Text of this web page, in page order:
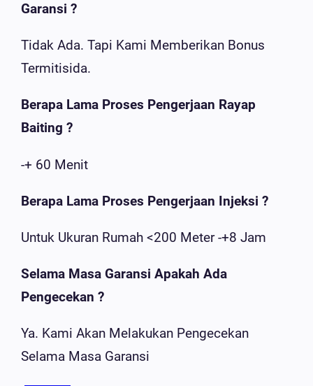
Garansi ?
Tidak Ada. Tapi Kami Memberikan Bonus
Termitisida.
Berapa Lama Proses Pengerjaan Rayap
Baiting ?
-+ 60 Menit
Berapa Lama Proses Pengerjaan Injeksi ?
Untuk Ukuran Rumah <200 Meter -+8 Jam
Selama Masa Garansi Apakah Ada
Pengecekan ?
Ya. Kami Akan Melakukan Pengecekan
Selama Masa Garansi